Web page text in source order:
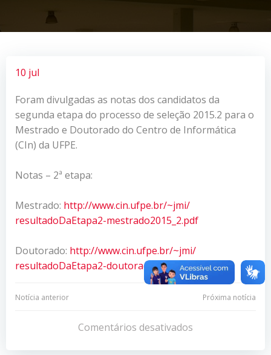
10 jul
Foram divulgadas as notas dos candidatos da
segunda etapa do processo de seleção 2015.2 para o
Mestrado e Doutorado do Centro de Informática
(CIn) da UFPE.
Notas – 2ª etapa:
Mestrado: http://www.cin.ufpe.br/~jmi/
resultadoDaEtapa2-mestrado2015_2.pdf
Doutorado: http://www.cin.ufpe.br/~jmi/
resultadoDaEtapa2-doutorado2015_2.pdf
Navegação
Notícia anterior
Navegação
de
Próxima notícia
Comentários desativados